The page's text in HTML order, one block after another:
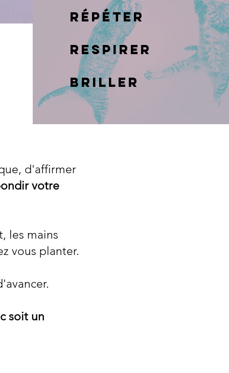
répéter
respirer
briller
d'affirmer
votre
les mains
vous planter.
soit un